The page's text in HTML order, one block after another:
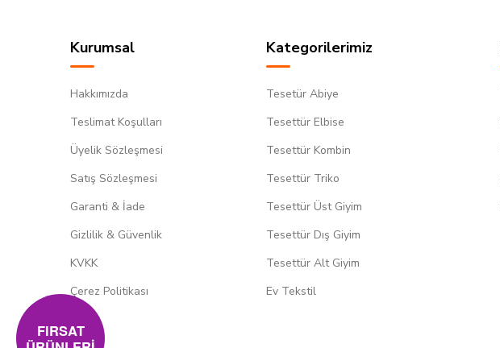
Kurumsal
Hakkımızda
Teslimat Koşulları
Üyelik Sözleşmesi
Satış Sözleşmesi
Garanti & İade
Gizlilik & Güvenlik
KVKK
Çerez Politikası
Kategorilerimiz
Tesetür Abiye
Tesettür Elbise
Tesettür Kombin
Tesettür Triko
Tesettür Üst Giyim
Tesettür Dış Giyim
Tesettür Alt Giyim
Ev Tekstil
FIRSAT